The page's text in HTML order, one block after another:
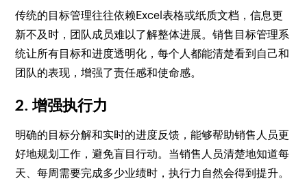
传统的目标管理往往依赖Excel表格或纸质文档，信息更
新不及时，团队成员难以了解整体进展。销售目标管理系
统让所有目标和进度透明化，每个人都能清楚看到自己和
团队的表现，增强了责任感和使命感。
2. 增强执行力
明确的目标分解和实时的进度反馈，能够帮助销售人员更
好地规划工作，避免盲目行动。当销售人员清楚地知道每
天、每周需要完成多少业绩时，执行力自然会得到提升。